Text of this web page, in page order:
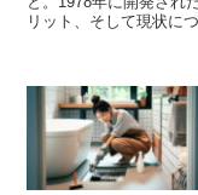
リット、そして現状に